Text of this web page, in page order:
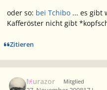
oder so: bei Tchibo ... es gibt
Kafferöster nicht gibt
Zitieren
Murazor Mitglied